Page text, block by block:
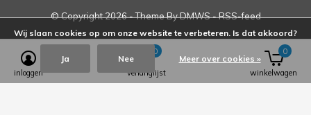
© Copyright2026- Theme ByDMWS-RSS-feed
inloggen verlanglijst
0
winkelwagen
0
Wij slaan cookies op om onze website te verbeteren. Is dat akkoord?
Ja Nee Meer over cookies »